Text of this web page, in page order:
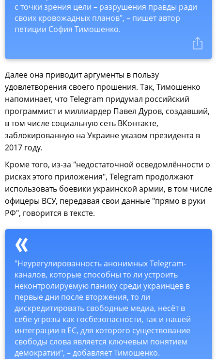
с точки зрения цели – разрушения правды ради
своих кровожадных планов", – пишет автор
петиции София Тимошенко.
Далее она приводит аргументы в пользу
удовлетворения своего прошения. Так, Тимошенко
напоминает, что Telegram придумал российский
программист и миллиардер Павел Дуров, создавший,
в том числе социальную сеть ВКонтакте,
заблокированную на Украине указом президента в
2017 году.
Кроме того, из-за "недостаточной осведомлённости о
рисках этого приложения", Telegram продолжают
использовать боевики украинской армии, в том числе
офицеры ВСУ, передавая свои данные "прямо в руки
РФ", говорится в тексте.
"Неурегулированность анонимных Telegram-
каналов, которые способны то ли устроить
неконтролируемую панику среди украинцев в
первые дни после вторжения, то ли
дискредитировать свободные медиа, несёт в
себе угрозы как госбезопасности, так и нашей
интеграции в ЕС, для которого существование
свободы слова является ключевым понятием
демократии", – добавляет Тимошенко.